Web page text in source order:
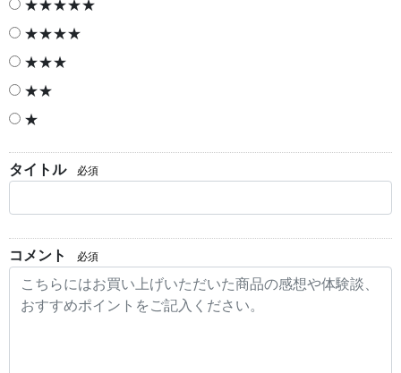
★★★★
★★★
★★
★
タイトル 必須
コメント 必須